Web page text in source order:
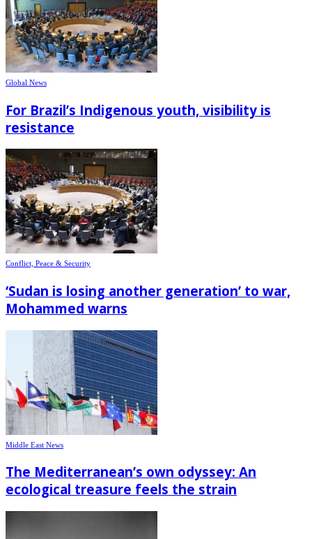
Global News
For Brazil’s Indigenous youth, visibility is
resistance
Conflict, Peace & Security
‘Sudan is losing another generation’ to war,
Mohammed warns
Middle East News
The Mediterranean’s own odyssey: An
ecological treasure feels the strain